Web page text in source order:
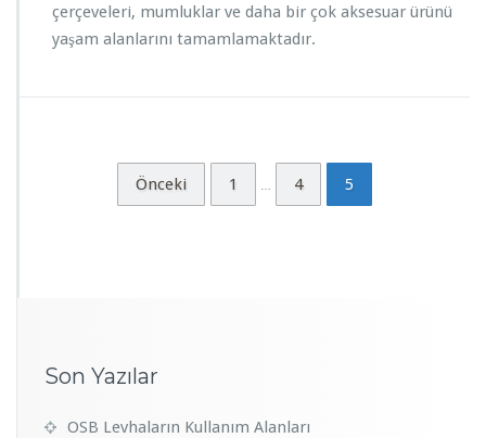
çerçeveleri, mumluklar ve daha bir çok aksesuar ürünü
yaşam alanlarını tamamlamaktadır.
Önceki 1 4 5
Son Yazılar
OSB Levhaların Kullanım Alanları